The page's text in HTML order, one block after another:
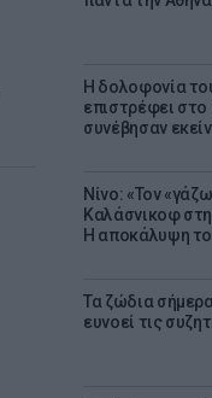
Η δολοφονία
επιστρέφει
συνέβησαν
Νίνο: «Τον
Καλάσνικοφ
Η αποκάλυψη
Τα ζώδια
ευνοεί τις